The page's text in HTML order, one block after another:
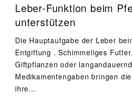
Leber-Funktion beim
unterstützen
Die Hauptaufgabe der Leber
Entgiftung . Schimmeliges
Giftpflanzen oder
Medikamentengaben bringen
ihre...